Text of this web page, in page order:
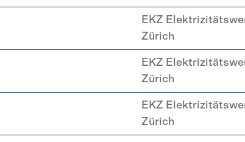
EKZ
Zürich
EKZ
Zürich
EKZ
Zürich